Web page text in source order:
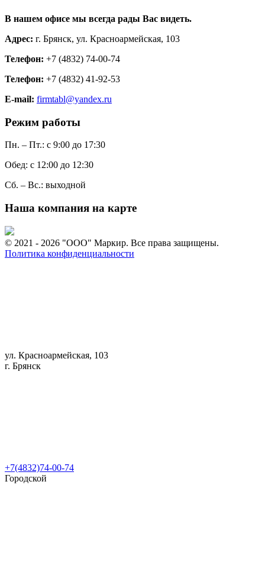
В нашем офисе мы всегда рады Вас видеть.
Адрес: г. Брянск, ул. Красноармейская, 103
Телефон: +7 (4832) 74-00-74
Телефон: +7 (4832) 41-92-53
E-mail: firmtabl@yandex.ru
Режим работы
Пн. – Пт.: с 9:00 до 17:30
Обед: с 12:00 до 12:30
Сб. – Вс.: выходной
Наша компания на карте
© 2021 - 2026 "ООО" Маркир. Все права защищены.
Политика конфиденциальности
ул. Красноармейская, 103
г. Брянск
+7(4832)74-00-74
Городской